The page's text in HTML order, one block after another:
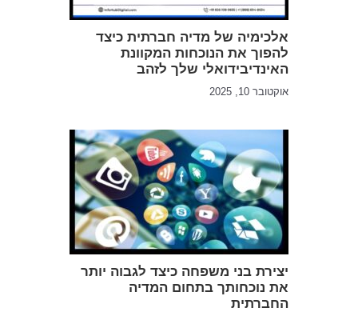
אלכימיה של מדיה חברתית כיצד
להפוך את הנוכחות המקוונת
האינדיבידואלי שלך לזהב
אוקטובר 10, 2025
יצירת בני משפחה כיצד לגבוה יותר
את נוכחותך בתחום המדיה
החברתית